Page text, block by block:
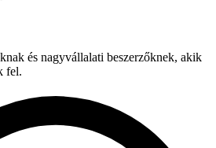
és nagyvállalati beszerzőknek, akik
fel.